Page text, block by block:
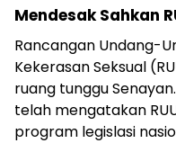
Mendesak Sahkan
Rancangan Undang-
Kekerasan Seksual
ruang tunggu
telah mengatakan
program legislasi